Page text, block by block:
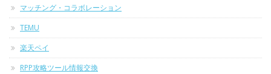
マッチング・コラボレーション
TEMU
楽天ペイ
RPP攻略ツール情報交換